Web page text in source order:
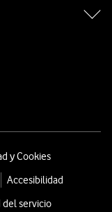
y Cookies
Accesibilidad
del servicio